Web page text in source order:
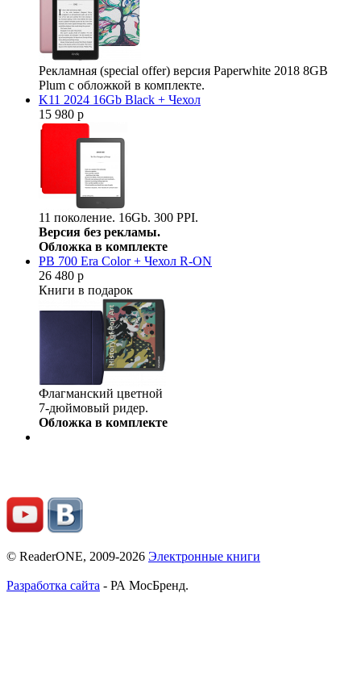
Рекламная (special offer) версия Paperwhite 2018 8GB
Plum с обложкой в комплекте.
K11 2024 16Gb Black + Чехол
15 980 р
11 поколение. 16Gb. 300 PPI.
Версия без рекламы.
Обложка в комплекте
PB 700 Era Color + Чехол R-ON
26 480 р
Книги в подарок
Флагманский цветной
7-дюймовый ридер.
Обложка в комплекте
© ReaderONE, 2009-2026 Электронные книги
Разработка сайта - РА МосБренд.